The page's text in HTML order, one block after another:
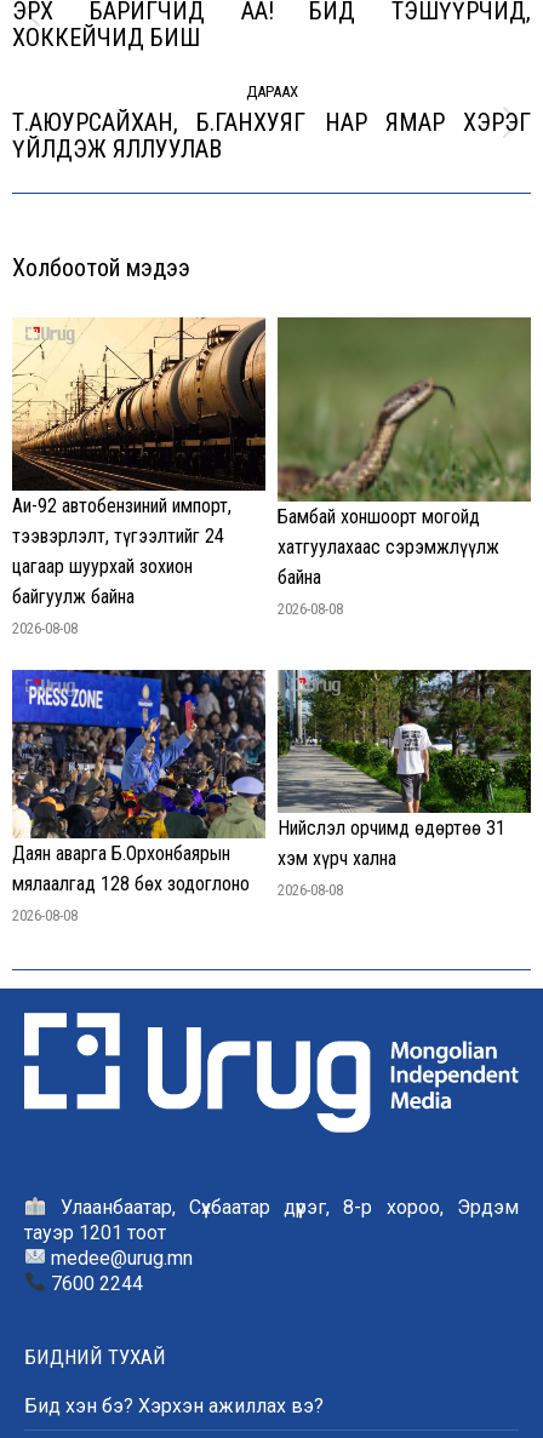
Previous
ЭРХ БАРИГЧИД АА! БИД ТЭШҮҮРЧИД,
ХОККЕЙЧИД БИШ
ДАРААХ
Next
Т.АЮУРСАЙХАН, Б.ГАНХУЯГ НАР ЯМАР ХЭРЭГ
ҮЙЛДЭЖ ЯЛЛУУЛАВ
Холбоотой мэдээ
Аи-92 автобензиний импорт,
тээвэрлэлт, түгээлтийг 24
цагаар шуурхай зохион
байгуулж байна
2026-08-08
Бамбай хоншоорт могойд
хатгуулахаас сэрэмжлүүлж
байна
2026-08-08
Даян аварга Б.Орхонбаярын
мялаалгад 128 бөх зодоглоно
2026-08-08
Нийслэл орчимд өдөртөө 31
хэм хүрч хална
2026-08-08
Улаанбаатар, Сүхбаатар дүүрэг, 8-р хороо, Эрдэм
тауэр 1201 тоот
medee@urug.mn
7600 2244
БИДНИЙ ТУХАЙ
Бид хэн бэ? Хэрхэн ажиллах вэ?